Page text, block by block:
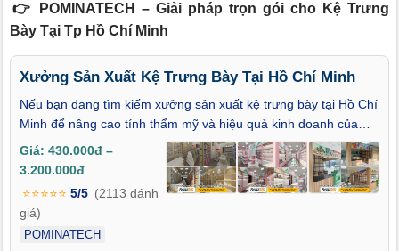
👉 POMINATECH – Giải pháp trọn gói cho Kệ Trưng
Bày Tại Tp Hồ Chí Minh
Xưởng Sản Xuất Kệ Trưng Bày Tại Hồ Chí Minh
Nếu bạn đang tìm kiếm xưởng sản xuất kệ trưng bày tại Hồ Chí
Minh để nâng cao tính thẩm mỹ và hiệu quả kinh doanh của
cửa hàng, siêu thị, hay showroom, bạn đã đến đúng nơi. Chúng
tôi tự hào là đơn vị sản xuất kệ trưng bày uy tín, chuyên nghiệp
tại TP.HCM, cung cấp các giải pháp trưng bày hàng hóa tối ưu,
đáp ứng mọi nhu cầu của các doanh nghiệp từ nhỏ đến lớn.
Với hơn 10 năm kinh nghiệm trong ngành, chúng tôi cam kết
mang lại sản phẩm chất lượng cao, giá thành hợp lý, và dịch vụ
Giá: 430.000đ –
3.200.000đ
⭐⭐⭐⭐⭐ 5/5 (2113 đánh
giá)
POMINATECH